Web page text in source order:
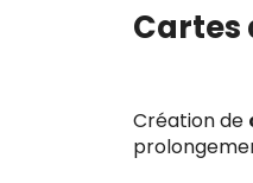
Cartes
Création de